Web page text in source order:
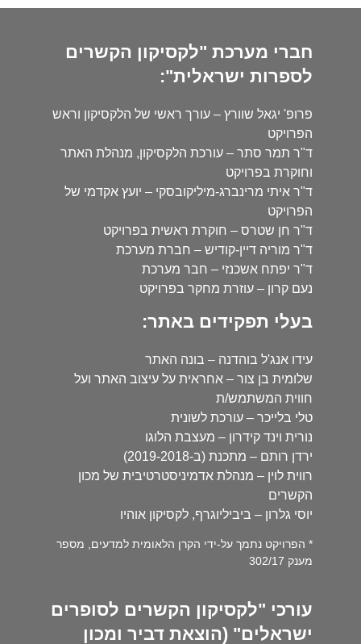
חברי מערכת "לקסיקון הקשרים
לספרות ישראלית":
פרופ' יגאל שוורץ – עורך ראשי של הלקסיקון וראש
הפרויקט
ד"ר תמר סתר – עורכת הלקסיקון, מנהלת האתר
וחוקרת בפרויקט
ד"ר איתי מרינברג-מיליקובסקי – יועץ אקדמי של
הפרויקט
ד"ר חן שטרס – חוקרת ראשית בפרויקט
ד"ר מוריה דיין-קודיש – חברת מערכת
ד"ר יפתח אשכנזי – חבר מערכת
נעם קרון – עוזרת מחקר בפרויקט
בעלי תפקידים באתר:
עידו אנג'ל בוהדנה – בונה האתר
שלומית בן צור – אחראית על עיצוב האתר ועל
חווית המשתמש/ת
טלי בלייכר – עורכת לשונית
נורית וינד קידרון – מעצבת הלוגו
ירדן רותם – מתכנת (ב-2019-2018)
רווית לוין – מנהלת אדמיניסטרטיבית של מכון
הקשרים
יוסי גלרון – ביביליוגרף, לקסיקון אוהיו
* הפרויקט נתמך על-ידי הקרן הלאומית למדעים, מספר
מענק 302/17
עורכי "לקסיקון הקשרים לסופרים
ישראלים" (הוצאת דביר ומכון